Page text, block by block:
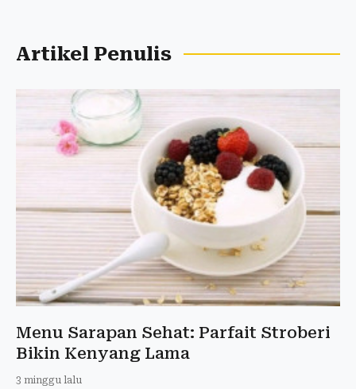
Artikel Penulis
Menu Sarapan Sehat: Parfait Stroberi
Bikin Kenyang Lama
3 minggu lalu